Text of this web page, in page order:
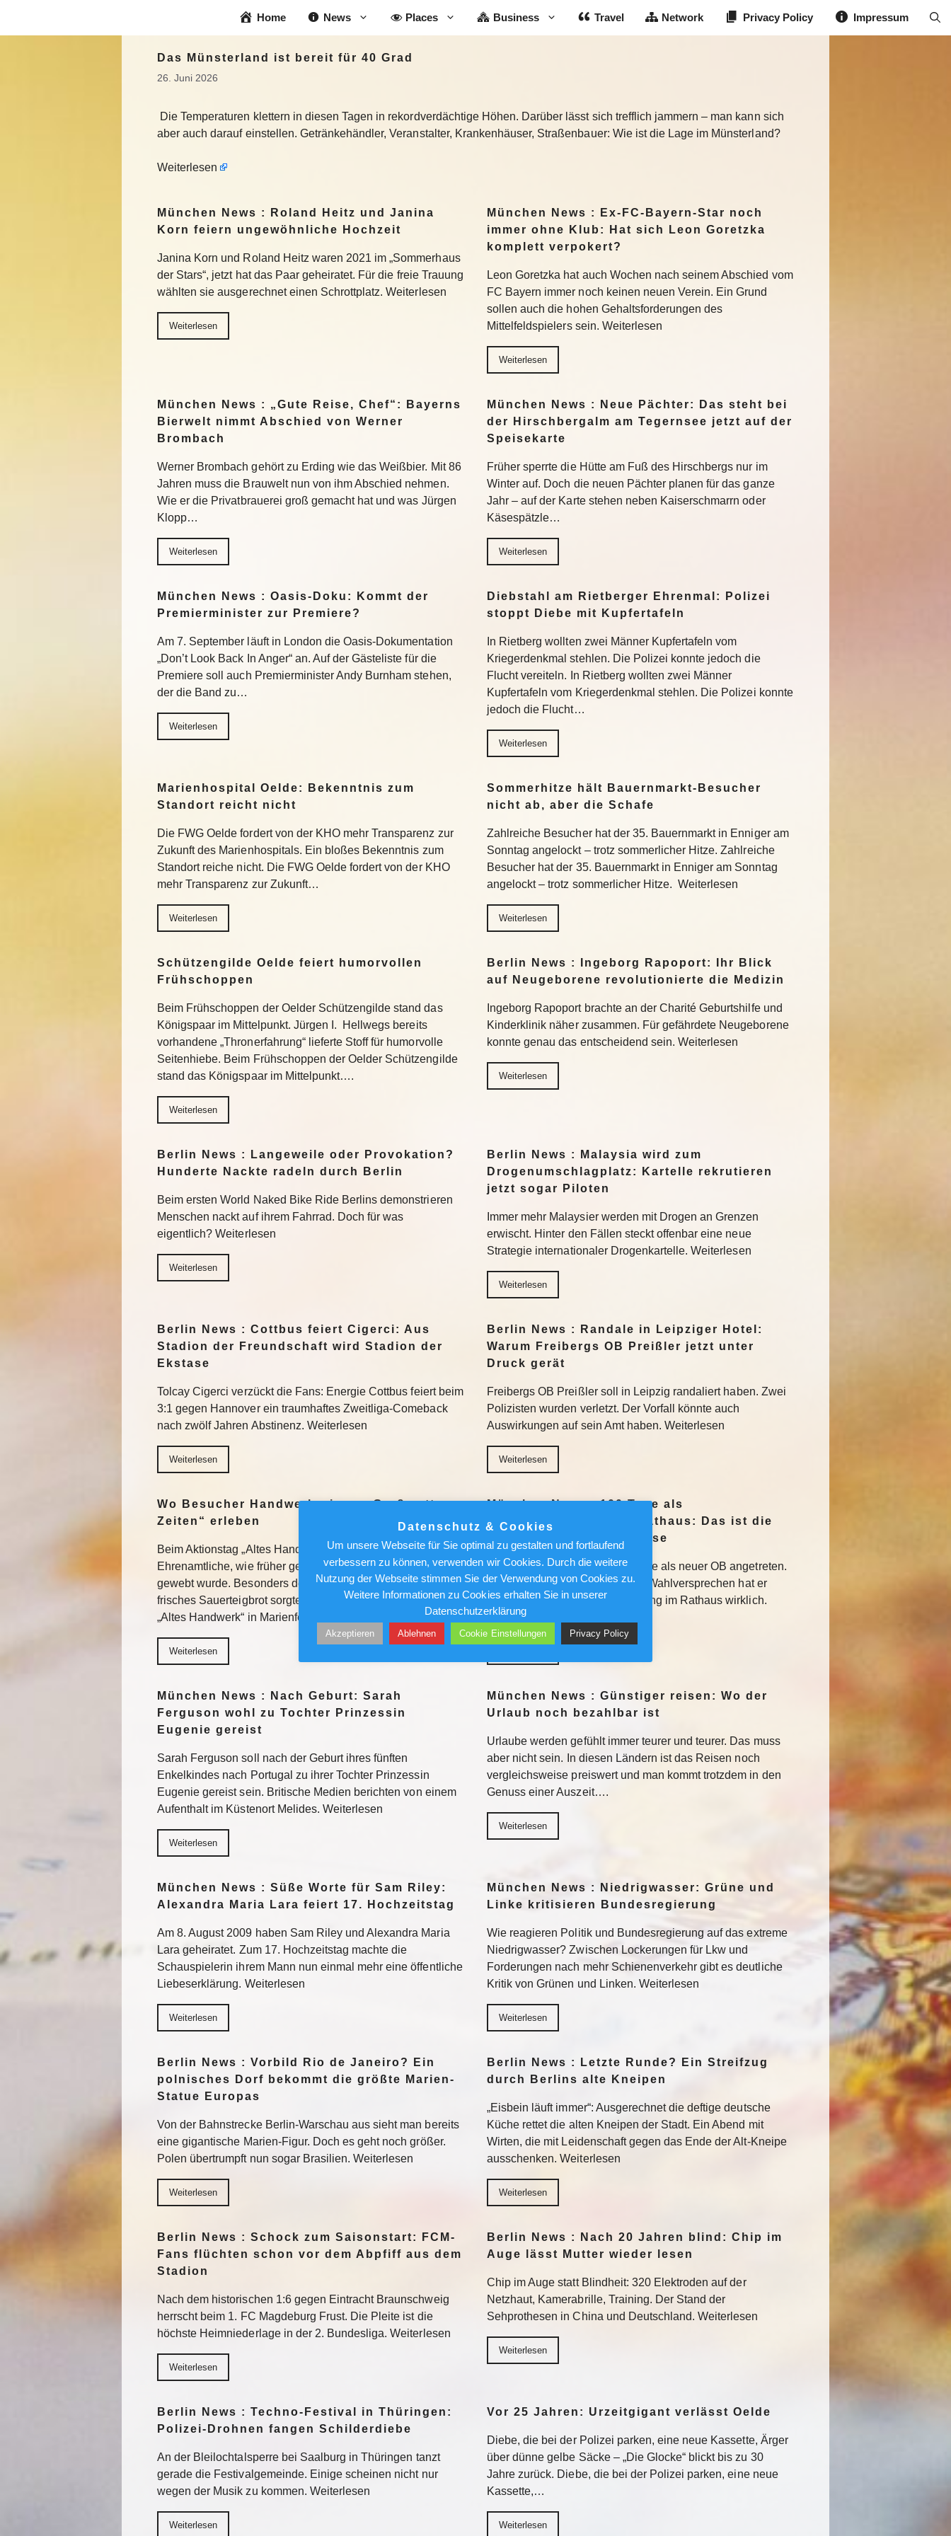
Home News Places Business Travel Network Privacy Policy Impressum
Das Münsterland ist bereit für 40 Grad
26. Juni 2026
Die Temperaturen klettern in diesen Tagen in rekordverdächtige Höhen. Darüber lässt sich trefflich jammern – man kann sich
aber auch darauf einstellen. Getränkehändler, Veranstalter, Krankenhäuser, Straßenbauer: Wie ist die Lage im Münsterland?
Weiterlesen
München News : Roland Heitz und Janina
Korn feiern ungewöhnliche Hochzeit
Janina Korn und Roland Heitz waren 2021 im „Sommerhaus
der Stars“, jetzt hat das Paar geheiratet. Für die freie Trauung
wählten sie ausgerechnet einen Schrottplatz. Weiterlesen
Weiterlesen
München News : Ex-FC-Bayern-Star noch
immer ohne Klub: Hat sich Leon Goretzka
komplett verpokert?
Leon Goretzka hat auch Wochen nach seinem Abschied vom
FC Bayern immer noch keinen neuen Verein. Ein Grund
sollen auch die hohen Gehaltsforderungen des
Mittelfeldspielers sein. Weiterlesen
Weiterlesen
München News : „Gute Reise, Chef“: Bayerns
Bierwelt nimmt Abschied von Werner
Brombach
Werner Brombach gehört zu Erding wie das Weißbier. Mit 86
Jahren muss die Brauwelt nun von ihm Abschied nehmen.
Wie er die Privatbrauerei groß gemacht hat und was Jürgen
Klopp…
Weiterlesen
München News : Neue Pächter: Das steht bei
der Hirschbergalm am Tegernsee jetzt auf der
Speisekarte
Früher sperrte die Hütte am Fuß des Hirschbergs nur im
Winter auf. Doch die neuen Pächter planen für das ganze
Jahr – auf der Karte stehen neben Kaiserschmarrn oder
Käsespätzle…
Weiterlesen
München News : Oasis-Doku: Kommt der
Premierminister zur Premiere?
Am 7. September läuft in London die Oasis-Dokumentation
„Don’t Look Back In Anger“ an. Auf der Gästeliste für die
Premiere soll auch Premierminister Andy Burnham stehen,
der die Band zu…
Weiterlesen
Diebstahl am Rietberger Ehrenmal: Polizei
stoppt Diebe mit Kupfertafeln
In Rietberg wollten zwei Männer Kupfertafeln vom
Kriegerdenkmal stehlen. Die Polizei konnte jedoch die
Flucht vereiteln. In Rietberg wollten zwei Männer
Kupfertafeln vom Kriegerdenkmal stehlen. Die Polizei konnte
jedoch die Flucht…
Weiterlesen
Marienhospital Oelde: Bekenntnis zum
Standort reicht nicht
Die FWG Oelde fordert von der KHO mehr Transparenz zur
Zukunft des Marienhospitals. Ein bloßes Bekenntnis zum
Standort reiche nicht. Die FWG Oelde fordert von der KHO
mehr Transparenz zur Zukunft…
Weiterlesen
Sommerhitze hält Bauernmarkt-Besucher
nicht ab, aber die Schafe
Zahlreiche Besucher hat der 35. Bauernmarkt in Enniger am
Sonntag angelockt – trotz sommerlicher Hitze. Zahlreiche
Besucher hat der 35. Bauernmarkt in Enniger am Sonntag
angelockt – trotz sommerlicher Hitze. Weiterlesen
Weiterlesen
Schützengilde Oelde feiert humorvollen
Frühschoppen
Beim Frühschoppen der Oelder Schützengilde stand das
Königspaar im Mittelpunkt. Jürgen I. Hellwegs bereits
vorhandene „Thronerfahrung“ lieferte Stoff für humorvolle
Seitenhiebe. Beim Frühschoppen der Oelder Schützengilde
stand das Königspaar im Mittelpunkt….
Weiterlesen
Berlin News : Ingeborg Rapoport: Ihr Blick
auf Neugeborene revolutionierte die Medizin
Ingeborg Rapoport brachte an der Charité Geburtshilfe und
Kinderklinik näher zusammen. Für gefährdete Neugeborene
konnte genau das entscheidend sein. Weiterlesen
Weiterlesen
Berlin News : Langeweile oder Provokation?
Hunderte Nackte radeln durch Berlin
Beim ersten World Naked Bike Ride Berlins demonstrieren
Menschen nackt auf ihrem Fahrrad. Doch für was
eigentlich? Weiterlesen
Weiterlesen
Berlin News : Malaysia wird zum
Drogenumschlagplatz: Kartelle rekrutieren
jetzt sogar Piloten
Immer mehr Malaysier werden mit Drogen an Grenzen
erwischt. Hinter den Fällen steckt offenbar eine neue
Strategie internationaler Drogenkartelle. Weiterlesen
Weiterlesen
Berlin News : Cottbus feiert Cigerci: Aus
Stadion der Freundschaft wird Stadion der
Ekstase
Tolcay Cigerci verzückt die Fans: Energie Cottbus feiert beim
3:1 gegen Hannover ein traumhaftes Zweitliga-Comeback
nach zwölf Jahren Abstinenz. Weiterlesen
Weiterlesen
Berlin News : Randale in Leipziger Hotel:
Warum Freibergs OB Preißler jetzt unter
Druck gerät
Freibergs OB Preißler soll in Leipzig randaliert haben. Zwei
Polizisten wurden verletzt. Der Vorfall könnte auch
Auswirkungen auf sein Amt haben. Weiterlesen
Weiterlesen
Wo Besucher Handwerk wie zu „Großmutters
Zeiten“ erleben
Beim Aktionstag „Altes Handwerk“ in Marienfeld zeigten
Ehrenamtliche, wie früher gebacken, geschmiedet und
gewebt wurde. Besonders der historische Webstuhl und
frisches Sauerteigbrot sorgten für Staunen. Beim Aktionstag
„Altes Handwerk“ in Marienfeld…
Weiterlesen
München News : 100 Tage als
Oberbürgermeister im Rathaus: Das ist die
Bilanz von Dominik Krause
Vor 100 Tagen ist Dominik Krause als neuer OB angetreten.
Zeit für eine erste Bilanz. Diese Wahlversprechen hat er
umgesetzt und so ist die Stimmung im Rathaus wirklich.
Weiterlesen
München News : Nach Geburt: Sarah
Ferguson wohl zu Tochter Prinzessin
Eugenie gereist
Sarah Ferguson soll nach der Geburt ihres fünften
Enkelkindes nach Portugal zu ihrer Tochter Prinzessin
Eugenie gereist sein. Britische Medien berichten von einem
Aufenthalt im Küstenort Melides. Weiterlesen
Weiterlesen
München News : Günstiger reisen: Wo der
Urlaub noch bezahlbar ist
Urlaube werden gefühlt immer teurer und teurer. Das muss
aber nicht sein. In diesen Ländern ist das Reisen noch
vergleichsweise preiswert und man kommt trotzdem in den
Genuss einer Auszeit….
Weiterlesen
München News : Süße Worte für Sam Riley:
Alexandra Maria Lara feiert 17. Hochzeitstag
Am 8. August 2009 haben Sam Riley und Alexandra Maria
Lara geheiratet. Zum 17. Hochzeitstag machte die
Schauspielerin ihrem Mann nun einmal mehr eine öffentliche
Liebeserklärung. Weiterlesen
Weiterlesen
München News : Niedrigwasser: Grüne und
Linke kritisieren Bundesregierung
Wie reagieren Politik und Bundesregierung auf das extreme
Niedrigwasser? Zwischen Lockerungen für Lkw und
Forderungen nach mehr Schienenverkehr gibt es deutliche
Kritik von Grünen und Linken. Weiterlesen
Weiterlesen
Berlin News : Vorbild Rio de Janeiro? Ein
polnisches Dorf bekommt die größte Marien-
Statue Europas
Von der Bahnstrecke Berlin-Warschau aus sieht man bereits
eine gigantische Marien-Figur. Doch es geht noch größer.
Polen übertrumpft nun sogar Brasilien. Weiterlesen
Weiterlesen
Berlin News : Letzte Runde? Ein Streifzug
durch Berlins alte Kneipen
„Eisbein läuft immer“: Ausgerechnet die deftige deutsche
Küche rettet die alten Kneipen der Stadt. Ein Abend mit
Wirten, die mit Leidenschaft gegen das Ende der Alt-Kneipe
ausschenken. Weiterlesen
Weiterlesen
Berlin News : Schock zum Saisonstart: FCM-
Fans flüchten schon vor dem Abpfiff aus dem
Stadion
Nach dem historischen 1:6 gegen Eintracht Braunschweig
herrscht beim 1. FC Magdeburg Frust. Die Pleite ist die
höchste Heimniederlage in der 2. Bundesliga. Weiterlesen
Weiterlesen
Berlin News : Nach 20 Jahren blind: Chip im
Auge lässt Mutter wieder lesen
Chip im Auge statt Blindheit: 320 Elektroden auf der
Netzhaut, Kamerabrille, Training. Der Stand der
Sehprothesen in China und Deutschland. Weiterlesen
Weiterlesen
Berlin News : Techno-Festival in Thüringen:
Polizei-Drohnen fangen Schilderdiebe
An der Bleilochtalsperre bei Saalburg in Thüringen tanzt
gerade die Festivalgemeinde. Einige scheinen nicht nur
wegen der Musik zu kommen. Weiterlesen
Weiterlesen
Vor 25 Jahren: Urzeitgigant verlässt Oelde
Diebe, die bei der Polizei parken, eine neue Kassette, Ärger
über dünne gelbe Säcke – „Die Glocke“ blickt bis zu 30
Jahre zurück. Diebe, die bei der Polizei parken, eine neue
Kassette,…
Weiterlesen
Datenschutz & Cookies
Um unsere Webseite für Sie optimal zu gestalten und fortlaufend
verbessern zu können, verwenden wir Cookies. Durch die weitere
Nutzung der Webseite stimmen Sie der Verwendung von Cookies zu.
Weitere Informationen zu Cookies erhalten Sie in unserer
Datenschutzerklärung
Akzeptieren Ablehnen Cookie Einstellungen Privacy Policy